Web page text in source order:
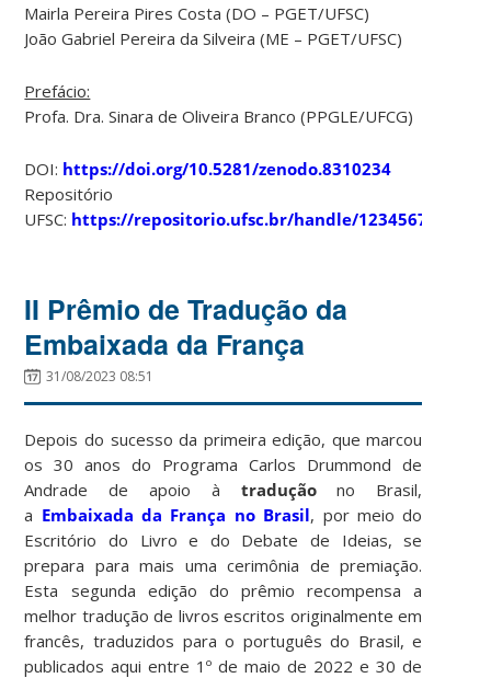
Mairla Pereira Pires Costa (DO – PGET/UFSC)
João Gabriel Pereira da Silveira (ME – PGET/UFSC)
Prefácio:
Profa. Dra. Sinara de Oliveira Branco (PPGLE/UFCG)
DOI: https://doi.org/10.5281/zenodo.8310234
Repositório
UFSC: https://repositorio.ufsc.br/handle/123456789/
II Prêmio de Tradução da
Embaixada da França
31/08/2023 08:51
Depois do sucesso da primeira edição, que marcou
os 30 anos do Programa Carlos Drummond de
Andrade de apoio à traduçãono Brasil,
a Embaixada da França no Brasil, por meio do
Escritório do Livro e do Debate de Ideias, se
prepara para mais uma cerimônia de premiação.
Esta segunda edição do prêmio recompensa a
melhor tradução de livros escritos originalmente em
francês, traduzidos para o português do Brasil, e
publicados aqui entre 1º de maio de 2022 e 30 de